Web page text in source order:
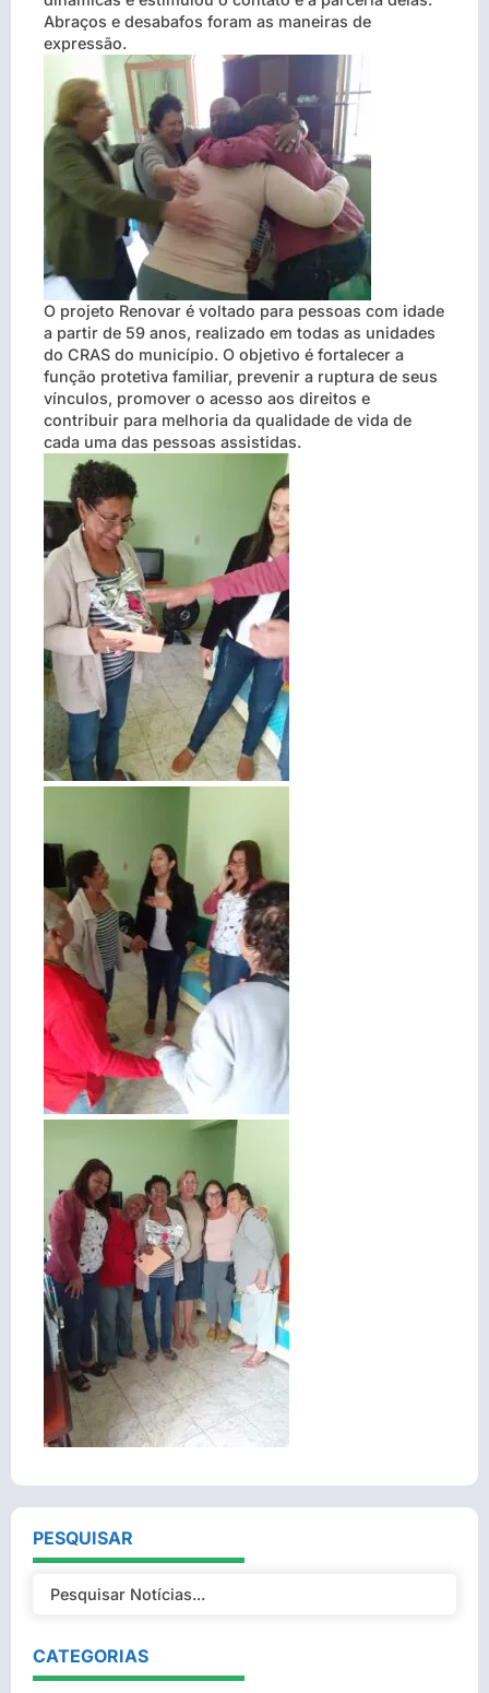
Abraços e desabafos foram as maneiras de
expressão.
O projeto Renovar é voltado para pessoas com idade
a partir de 59 anos, realizado em todas as unidades
do CRAS do município. O objetivo é fortalecer a
função protetiva familiar, prevenir a ruptura de seus
vínculos, promover o acesso aos direitos e
contribuir para melhoria da qualidade de vida de
cada uma das pessoas assistidas.
PESQUISAR
CATEGORIAS